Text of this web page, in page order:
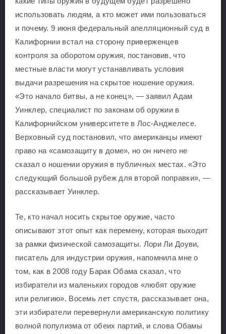
использовать людям, а кто может ими пользоваться
и почему. 9 июня федеральный апелляционный суд в
Калифорнии встал на сторону приверженцев
контроля за оборотом оружия, постановив, что
местные власти могут устанавливать условия
выдачи разрешения на скрытое ношение оружия.
«Это начало битвы, а не конец», — заявил Адам
Уинклер, специалист по законам об оружии в
Калифорнийском университете в Лос-Анджелесе.
Верховный суд постановил, что американцы имеют
право на «самозащиту в доме», но он ничего не
сказал о ношении оружия в публичных местах. «Это
следующий большой рубеж для второй поправки», —
рассказывает Уинклер.
Те, кто начал носить скрытое оружие, часто
описывают этот опыт как перемену, которая выходит
за рамки физической самозащиты. Лори Ли Доуви,
писатель для индустрии оружия, напомнила мне о
том, как в 2008 году Барак Обама сказал, что
избиратели из маленьких городов «любят оружие
или религию». Восемь лет спустя, рассказывает она,
эти избиратели перевернули американскую политику
волной популизма от обеих партий, и слова Обамы